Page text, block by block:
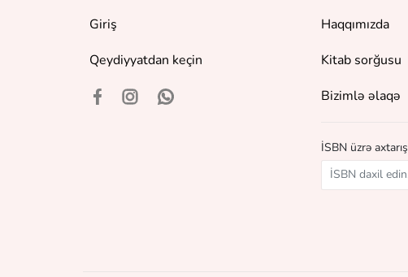
Giriş
Qeydiyyatdan keçin
Haqqımızda
Kitab sorğusu
Bizimlə əlaqə
İSBN üzrə axtarış